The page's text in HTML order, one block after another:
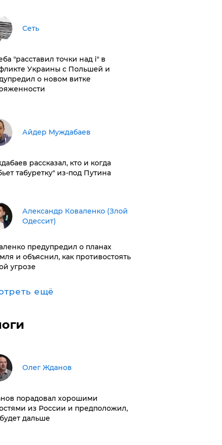
Сеть
"расставил точки над і" в
Украины с Польшей и
о новом витке
Айдер Муждабаев
рассказал, кто и когда
табуретку" из-под Путина
Александр Коваленко (Злой
Одессит)
предупредил о планах
и объяснил, как противостоять
угрозе
ещё
Олег Жданов
порадовал хорошими
из России и предположил,
дальше